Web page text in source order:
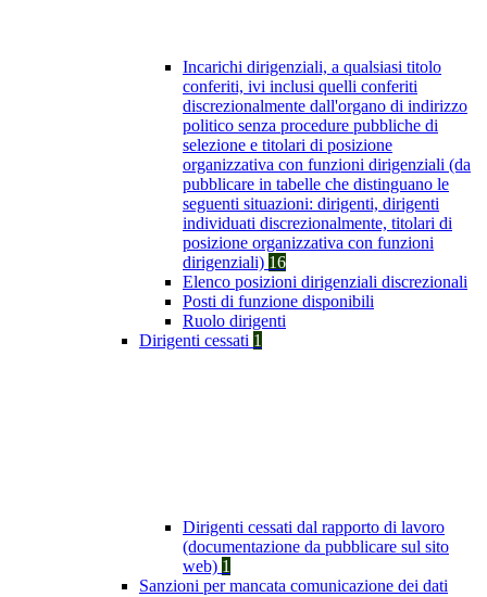
Incarichi dirigenziali, a qualsiasi titolo
conferiti, ivi inclusi quelli conferiti
discrezionalmente dall'organo di indirizzo
politico senza procedure pubbliche di
selezione e titolari di posizione
organizzativa con funzioni dirigenziali (da
pubblicare in tabelle che distinguano le
seguenti situazioni: dirigenti, dirigenti
individuati discrezionalmente, titolari di
posizione organizzativa con funzioni
dirigenziali) 16
Elenco posizioni dirigenziali discrezionali
Posti di funzione disponibili
Ruolo dirigenti
Dirigenti cessati 1
Dirigenti cessati dal rapporto di lavoro
(documentazione da pubblicare sul sito
web) 1
Sanzioni per mancata comunicazione dei dati